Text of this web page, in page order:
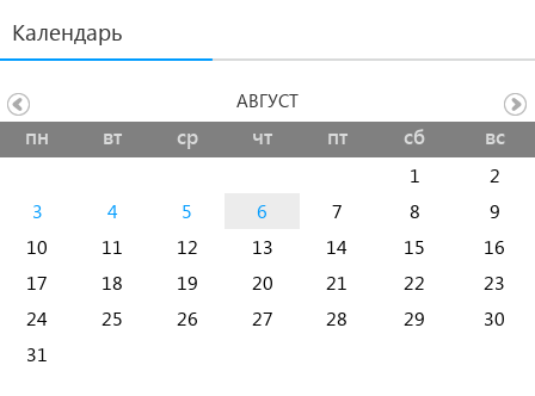
Календарь
пн вт ср чт пт сб вс
1
2
3
4 5 6 7 8
9
10
11 12 13 14 15
16
17
18 19 20 21 22
23
24
25 26 27 28 29
30
31
АВГУСТ